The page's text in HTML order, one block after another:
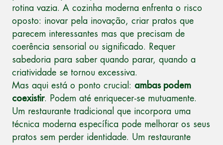
rotina vazia. A cozinha moderna enfrenta o risco
oposto: inovar pela inovação, criar pratos que
parecem interessantes mas que precisam de
coerência sensorial ou significado. Requer
sabedoria para saber quando parar, quando a
criatividade se tornou excessiva.
Mas aqui está o ponto crucial: ambas podem
coexistir. Podem até enriquecer-se mutuamente.
Um restaurante tradicional que incorpora uma
técnica moderna específica pode melhorar os seus
pratos sem perder identidade. Um restaurante